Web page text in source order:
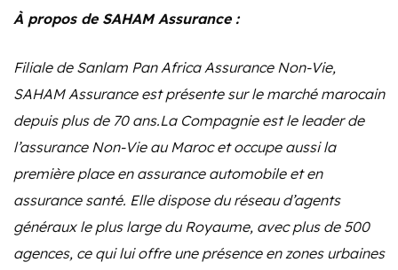
À propos de SAHAM Assurance :
Filiale de Sanlam Pan Africa Assurance Non-Vie,
SAHAM Assurance est présente sur le marché marocain
depuis plus de 70 ans.La Compagnie est le leader de
l’assurance Non-Vie au Maroc et occupe aussi la
première place en assurance automobile et en
assurance santé. Elle dispose du réseau d’agents
généraux le plus large du Royaume, avec plus de 500
agences, ce qui lui offre une présence en zones urbaines